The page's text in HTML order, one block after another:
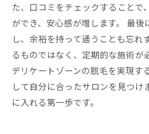
た、口コミをチェックすることで
ができ、安心感が増します。 最後
し、余裕を持って通うことも忘れ
るものではなく、定期的な施術が
デリケートゾーンの脱毛を実現す
して自分に合ったサロンを見つけ
に入れる第一歩です。